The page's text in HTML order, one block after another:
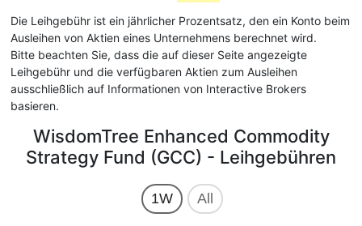
Die Leihgebühr ist ein jährlicher Prozentsatz, den ein Konto beim
Ausleihen von Aktien eines Unternehmens berechnet wird.
Bitte beachten Sie, dass die auf dieser Seite angezeigte
Leihgebühr und die verfügbaren Aktien zum Ausleihen
ausschließlich auf Informationen von Interactive Brokers
basieren.
WisdomTree Enhanced Commodity
Strategy Fund (GCC) - Leihgebühren
1W All